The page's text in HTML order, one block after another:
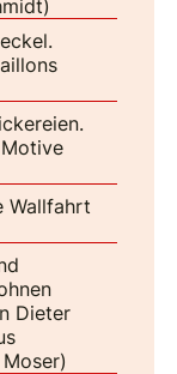
Wallfahrt
Dieter